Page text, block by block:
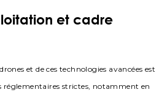
et cadre
et de ces technologies avancées est
réglementaires strictes, notamment en